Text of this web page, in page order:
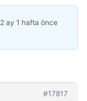
2 ay 1 hafta önce
#17817